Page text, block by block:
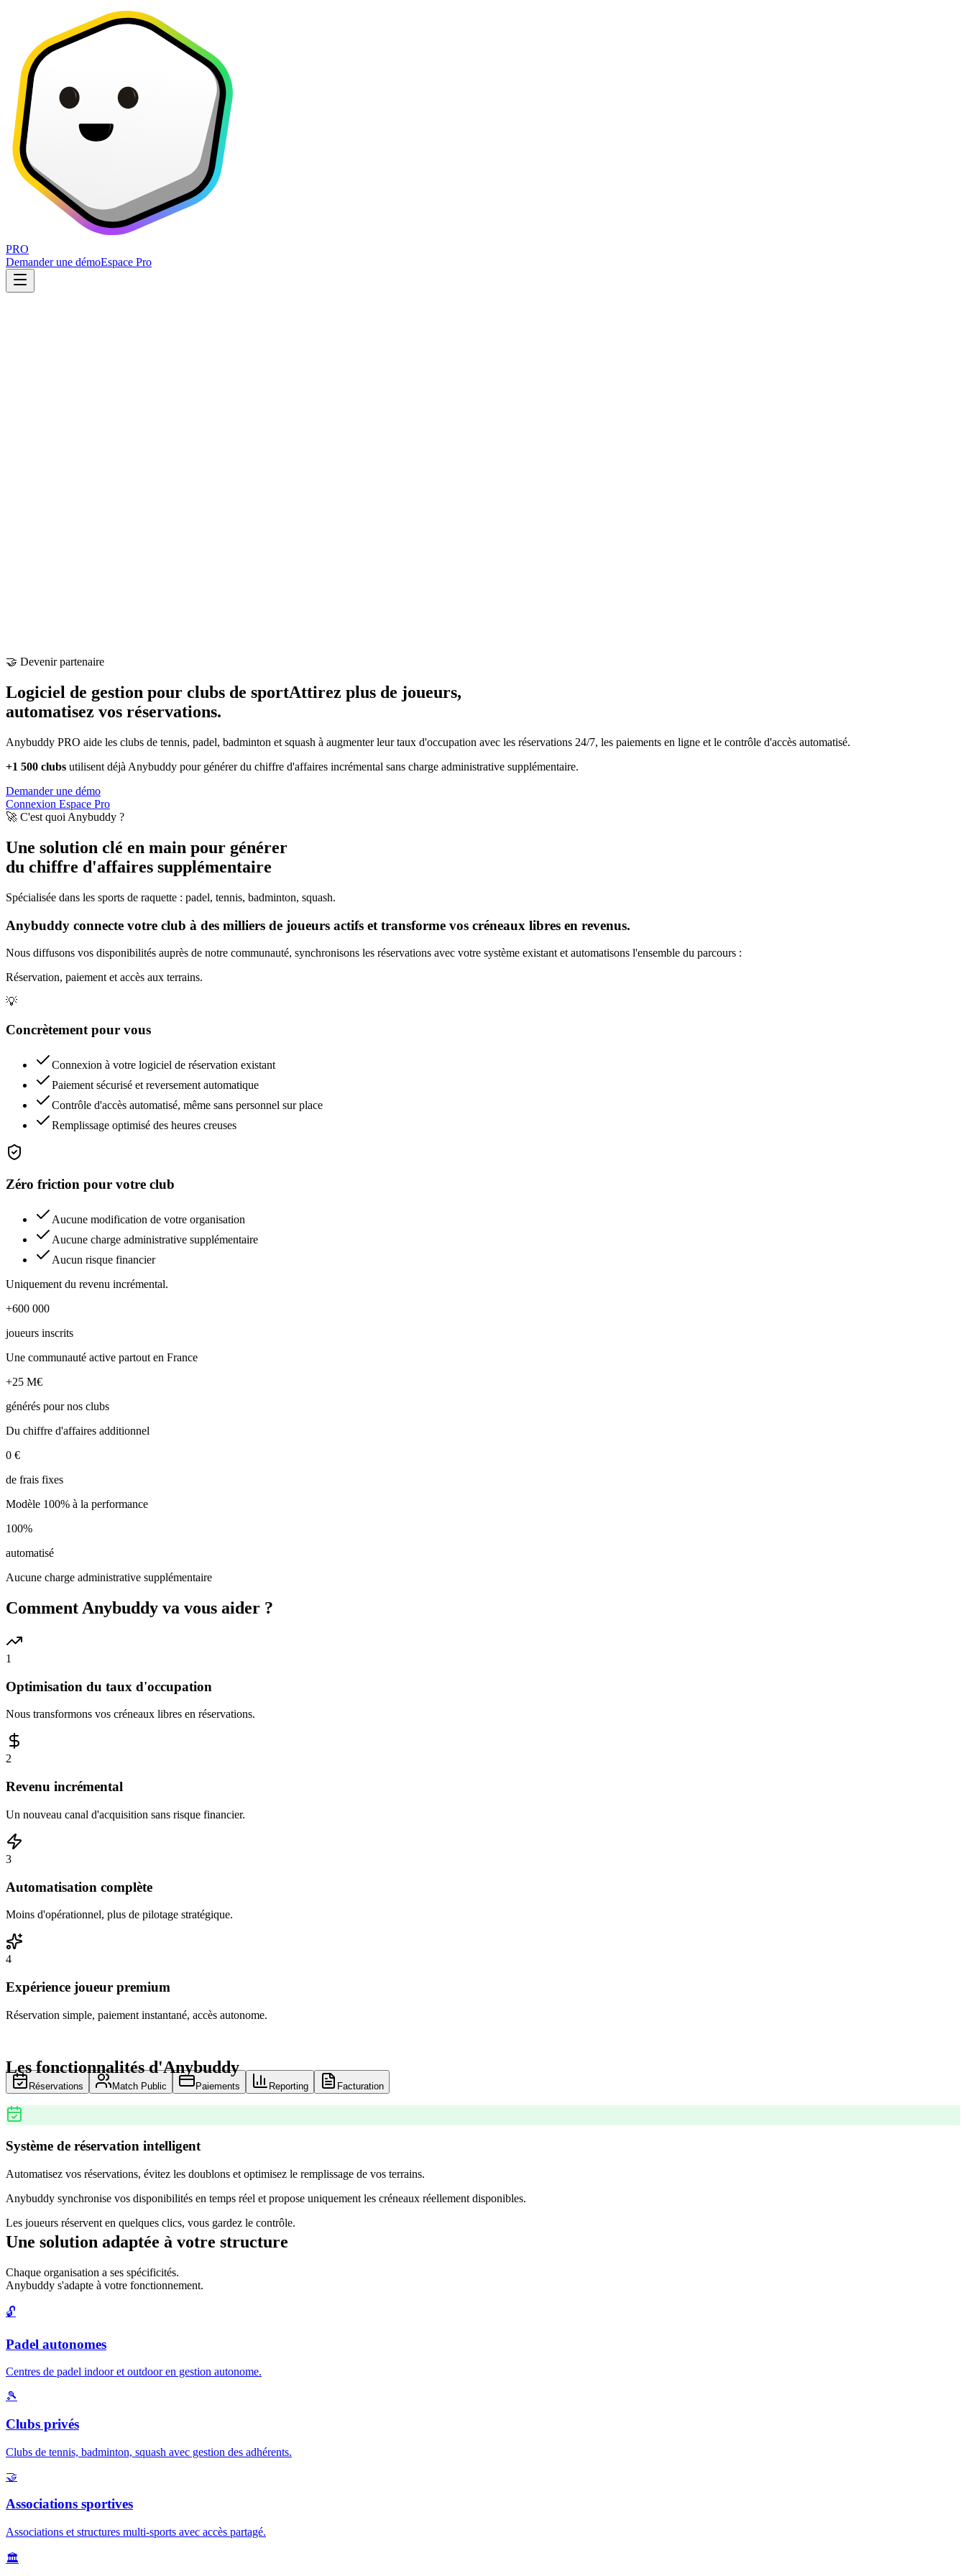
PRO
Demander une démoEspace Pro
🤝 Devenir partenaire
Logiciel de gestion pour clubs de sportAttirez plus de joueurs,
automatisez vos réservations.
Anybuddy PRO aide les clubs de tennis, padel, badminton et squash à augmenter leur taux d'occupation avec les réservations 24/7, les paiements en ligne et le contrôle d'accès automatisé.
+1 500 clubs utilisent déjà Anybuddy pour générer du chiffre d'affaires incrémental sans charge administrative supplémentaire.
Demander une démo
Connexion Espace Pro
🚀 C'est quoi Anybuddy ?
Une solution clé en main pour générer
du chiffre d'affaires supplémentaire
Spécialisée dans les sports de raquette : padel, tennis, badminton, squash.
Anybuddy connecte votre club à des milliers de joueurs actifs et transforme vos créneaux libres en revenus.
Nous diffusons vos disponibilités auprès de notre communauté, synchronisons les réservations avec votre système existant et automatisons l'ensemble du parcours :
Réservation, paiement et accès aux terrains.
💡
Concrètement pour vous
Connexion à votre logiciel de réservation existant
Paiement sécurisé et reversement automatique
Contrôle d'accès automatisé, même sans personnel sur place
Remplissage optimisé des heures creuses
Zéro friction pour votre club
Aucune modification de votre organisation
Aucune charge administrative supplémentaire
Aucun risque financier
Uniquement du revenu incrémental.
+600 000
joueurs inscrits
Une communauté active partout en France
+25 M€
générés pour nos clubs
Du chiffre d'affaires additionnel
0 €
de frais fixes
Modèle 100% à la performance
100%
automatisé
Aucune charge administrative supplémentaire
Comment Anybuddy va vous aider ?
1
Optimisation du taux d'occupation
Nous transformons vos créneaux libres en réservations.
2
Revenu incrémental
Un nouveau canal d'acquisition sans risque financier.
3
Automatisation complète
Moins d'opérationnel, plus de pilotage stratégique.
4
Expérience joueur premium
Réservation simple, paiement instantané, accès autonome.
Les fonctionnalités d'Anybuddy
Réservations Match Public Paiements Reporting Facturation
Système de réservation intelligent
Automatisez vos réservations, évitez les doublons et optimisez le remplissage de vos terrains.
Anybuddy synchronise vos disponibilités en temps réel et propose uniquement les créneaux réellement disponibles.
Les joueurs réservent en quelques clics, vous gardez le contrôle.
Une solution adaptée à votre structure
Chaque organisation a ses spécificités.
Anybuddy s'adapte à votre fonctionnement.
🔓
Padel autonomes
Centres de padel indoor et outdoor en gestion autonome.
🎾
Clubs privés
Clubs de tennis, badminton, squash avec gestion des adhérents.
🤝
Associations sportives
Associations et structures multi-sports avec accès partagé.
🏛️